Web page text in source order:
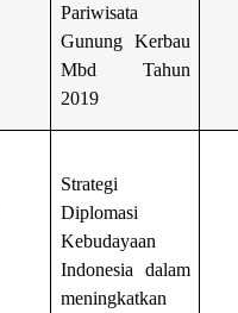
Pariwisata
Gunung Kerbau
Mbd Tahun
2019
Strategi
Diplomasi
Kebudayaan
Indonesia dalam
meningkatkan